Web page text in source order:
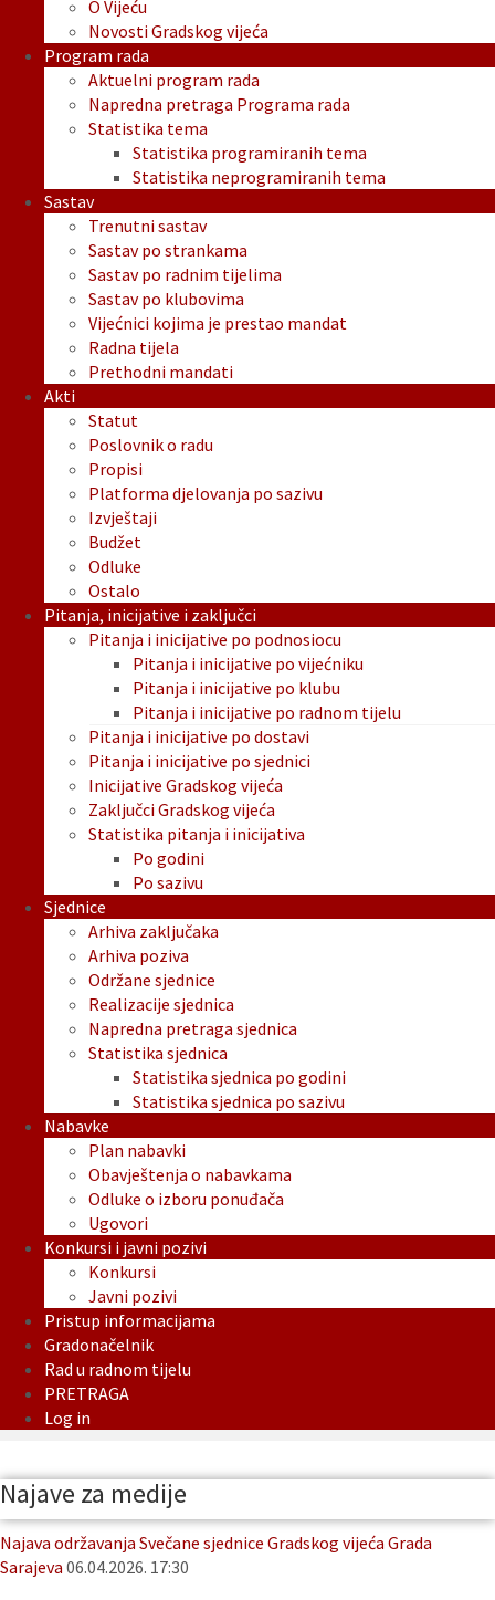
O Vijeću
Novosti Gradskog vijeća
Program rada
Aktuelni program rada
Napredna pretraga Programa rada
Statistika tema
Statistika programiranih tema
Statistika neprogramiranih tema
Sastav
Trenutni sastav
Sastav po strankama
Sastav po radnim tijelima
Sastav po klubovima
Vijećnici kojima je prestao mandat
Radna tijela
Prethodni mandati
Akti
Statut
Poslovnik o radu
Propisi
Platforma djelovanja po sazivu
Izvještaji
Budžet
Odluke
Ostalo
Pitanja, inicijative i zaključci
Pitanja i inicijative po podnosiocu
Pitanja i inicijative po vijećniku
Pitanja i inicijative po klubu
Pitanja i inicijative po radnom tijelu
Pitanja i inicijative po dostavi
Pitanja i inicijative po sjednici
Inicijative Gradskog vijeća
Zaključci Gradskog vijeća
Statistika pitanja i inicijativa
Po godini
Po sazivu
Sjednice
Arhiva zaključaka
Arhiva poziva
Održane sjednice
Realizacije sjednica
Napredna pretraga sjednica
Statistika sjednica
Statistika sjednica po godini
Statistika sjednica po sazivu
Nabavke
Plan nabavki
Obavještenja o nabavkama
Odluke o izboru ponuđača
Ugovori
Konkursi i javni pozivi
Konkursi
Javni pozivi
Pristup informacijama
Gradonačelnik
Rad u radnom tijelu
PRETRAGA
Log in
Najave za medije
Najava održavanja Svečane sjednice Gradskog vijeća Grada
Sarajeva 06.04.2026. 17:30